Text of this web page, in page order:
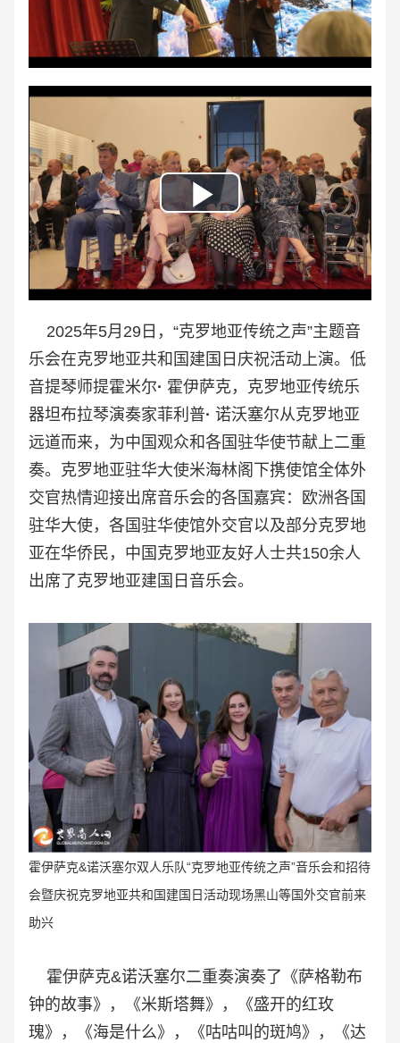
Video
Play
Video
2025年5月29日，“克罗地亚传统之声”主题音
乐会在克罗地亚共和国建国日庆祝活动上演。低
音提琴师提霍米尔· 霍伊萨克，克罗地亚传统乐
器坦布拉琴演奏家菲利普· 诺沃塞尔从克罗地亚
远道而来，为中国观众和各国驻华使节献上二重
奏。克罗地亚驻华大使米海林阁下携使馆全体外
交官热情迎接出席音乐会的各国嘉宾：欧洲各国
驻华大使，各国驻华使馆外交官以及部分克罗地
亚在华侨民，中国克罗地亚友好人士共150余人
出席了克罗地亚建国日音乐会。
霍伊萨克&诺沃塞尔双人乐队“克罗地亚传统之声”音乐会和招待
会暨庆祝克罗地亚共和国建国日活动现场黑山等国外交官前来
助兴
霍伊萨克&诺沃塞尔二重奏演奏了《萨格勒布
钟的故事》，《米斯塔舞》，《盛开的红玫
瑰》，《海是什么》，《咕咕叫的斑鸠》，《达